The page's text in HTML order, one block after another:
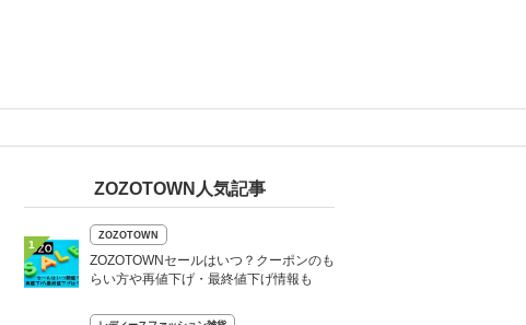
ZOZOTOWN人気記事
1
ZOZOTOWN
ZOZOTOWNセールはいつ？クーポンのも
らい方や再値下げ・最終値下げ情報も